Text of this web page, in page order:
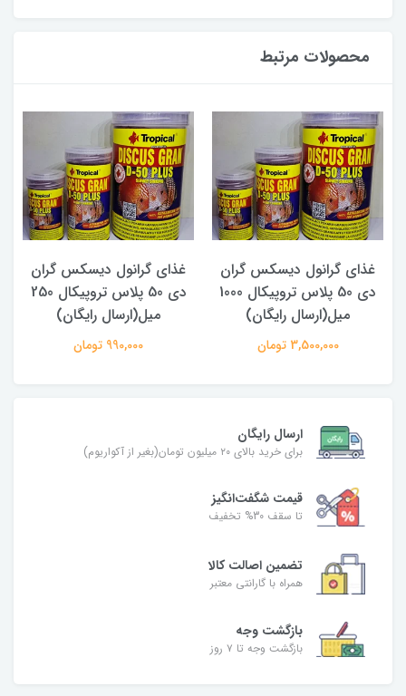
محصولات مرتبط
غذای گرانول دیسکس گران
دی 50 پلاس تروپیکال 1000
میل(ارسال رایگان)
3,500,000 تومان
غذای گرانول دیسکس گران
دی 50 پلاس تروپیکال 250
میل(ارسال رایگان)
990,000 تومان
ارسال رایگان
برای خرید بالای ۲۰ میلیون تومان(بغیر از آکواریوم)
قیمت شگفت‌انگیز
تا سقف 30% تخفیف
تضمین اصالت کالا
همراه با گارانتی معتبر
بازگشت وجه
بازگشت وجه تا ۷ روز